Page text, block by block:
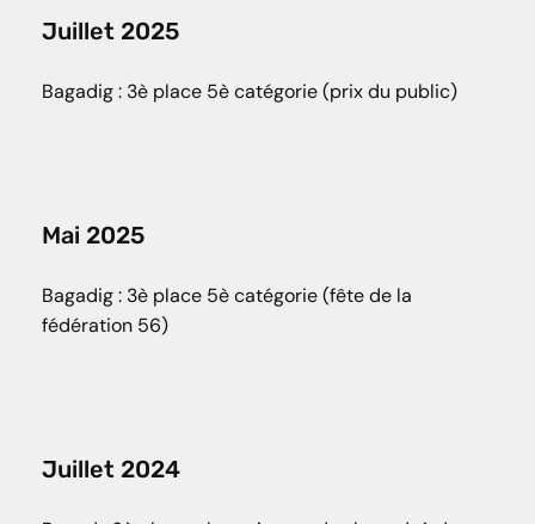
Juillet 2025
Bagadig : 3è place 5è catégorie (prix du public)
Mai 2025
Bagadig : 3è place 5è catégorie (fête de la
fédération 56)
Juillet 2024